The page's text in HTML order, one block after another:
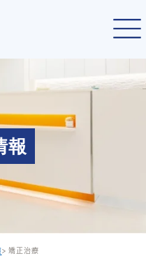
報
矯正治療